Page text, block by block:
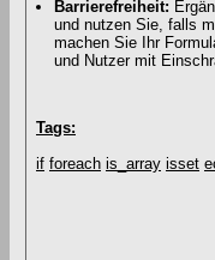
Barrierefreiheit:
und nutzen Sie, falls
machen Sie Ihr
und Nutzer mit
Tags:
if foreach is_array isset